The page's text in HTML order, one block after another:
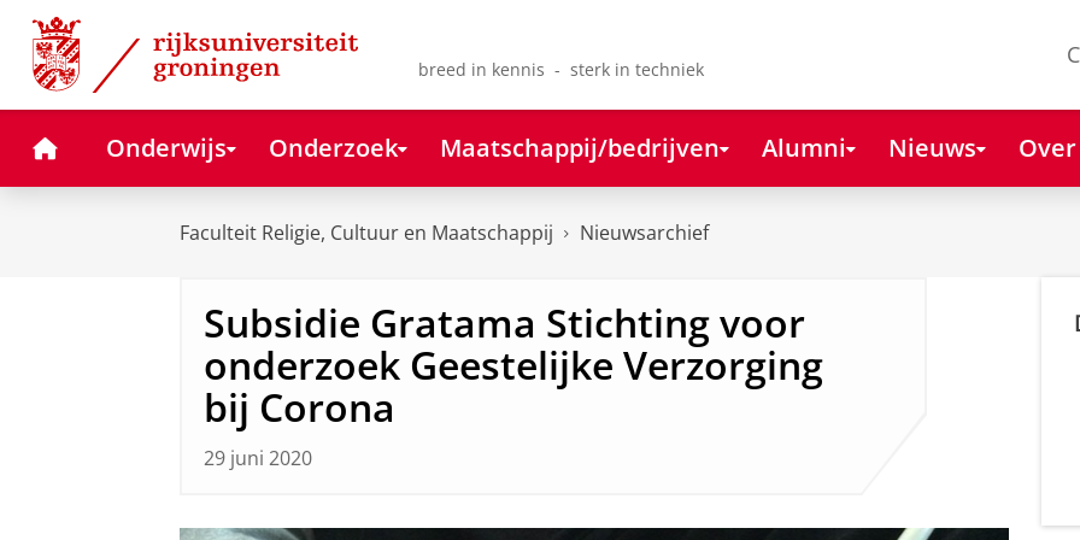
Skip
Content
Skip
Navigation
breed in kennis - sterk in techniek
HomeOnderwijs Onderzoek Maatschappij/bedrijven Alumni Nieuws
Faculteit Religie, Cultuur en Maatschappij Nieuwsarchief
Subsidie Gratama Stichting voor
onderzoek Geestelijke Verzorging
bij Corona
29 juni 2020